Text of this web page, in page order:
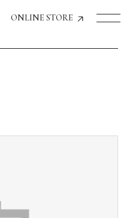
ONLINE STORE
様
方法